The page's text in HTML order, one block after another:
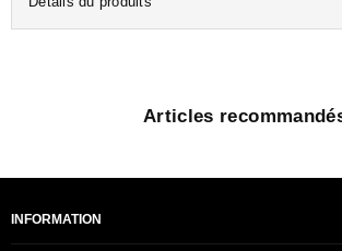
Articles
INFORMATION